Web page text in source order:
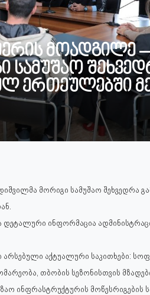
მოადგილე
სამუშაო
ერთეულებში
მორიგი სამუშაო შეხვედრა
დეტალური ინფორმაცია
არსებული აქტუალური საკითხები:
თბობის სეზონისთვის
ინფრასტრუქტურის მოწესრიგების